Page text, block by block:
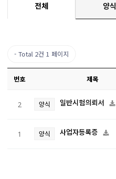
전체 양식
Total 2건 1 페이지
번호 제목
2 양식 일반시험의뢰서
1 양식 사업자등록증